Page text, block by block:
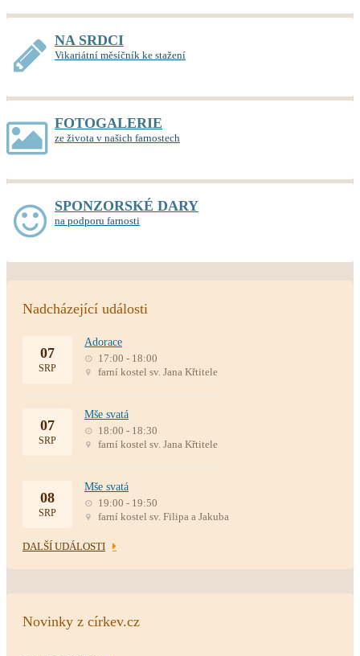
NA SRDCI
Vikariátní měsíčník ke stažení
FOTOGALERIE
ze života v našich farnostech
SPONZORSKÉ DARY
na podporu farnosti
Nadcházející události
07
SRP
Adorace
17:00 - 18:00
farní kostel sv. Jana Křtitele
07
SRP
Mše svatá
18:00 - 18:30
farní kostel sv. Jana Křtitele
08
SRP
Mše svatá
19:00 - 19:50
farní kostel sv. Filipa a Jakuba
DALŠÍ UDÁLOSTI
Novinky z církev.cz